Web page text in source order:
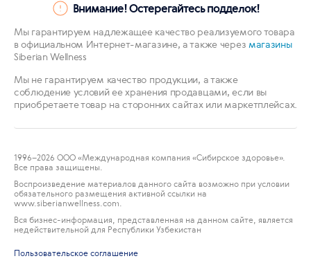
Внимание! Остерегайтесь подделок!
Мы гарантируем надлежащее качество реализуемого товара
в официальном Интернет-магазине, а также через магазины
Siberian Wellness
Мы не гарантируем качество продукции, а также
соблюдение условий ее хранения продавцами, если вы
приобретаете товар на сторонних сайтах или маркетплейсах.
1996–2026 ООО «Международная компания «Сибирское здоровье».
Все права защищены.
Воспроизведение материалов данного сайта возможно при условии
обязательного размещения активной ссылки на
www.siberianwellness.com.
Вся бизнес-информация, представленная на данном сайте, является
недействительной для Республики Узбекистан
Пользовательское соглашение